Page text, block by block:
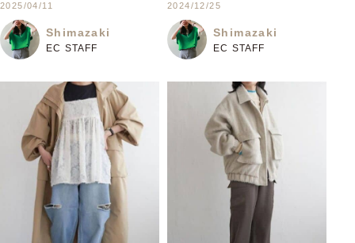
2025/04/11
Shimazaki
EC STAFF
2024/12/25
Shimazaki
EC STAFF